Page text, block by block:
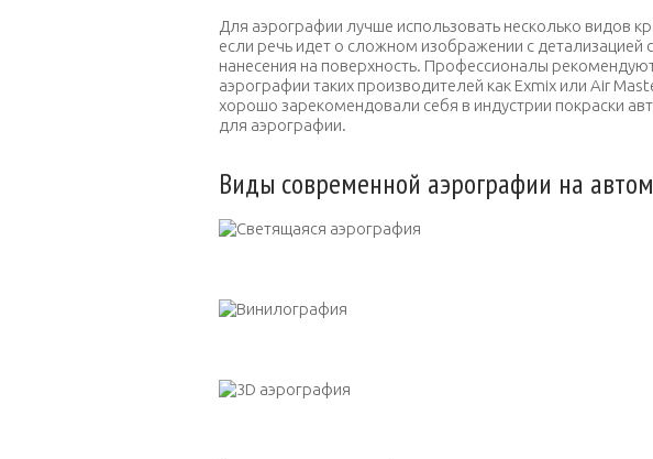
Для аэрографии лучше использовать несколько видов
если речь идет о сложном изображении с
нанесения на поверхность. Профессионалы
аэрографии таких производителей как Exmix или Air
хорошо зарекомендовали себя в индустрии покраски
для аэрографии.
Виды современной аэрографии на